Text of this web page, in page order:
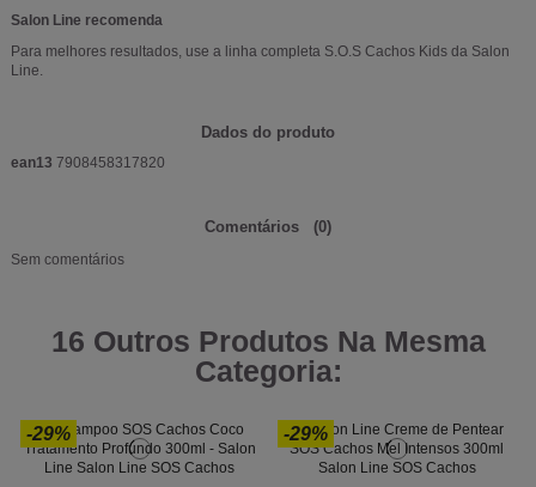
Salon Line recomenda
Para melhores resultados, use a linha completa S.O.S Cachos Kids da Salon
Line.
Dados do produto
ean13 7908458317820
Comentários (0)
Sem comentários
16 Outros Produtos Na Mesma
Categoria:
-29% -29%